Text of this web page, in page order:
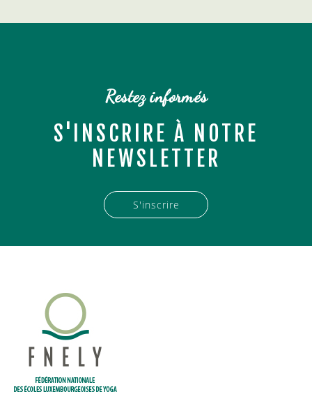
Restez informés
S'INSCRIRE À NOTRE
NEWSLETTER
S'inscrire